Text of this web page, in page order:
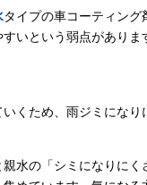
タイプの車コーティング
いという弱点がありま
くため、雨ジミになり
水の「シミになりに